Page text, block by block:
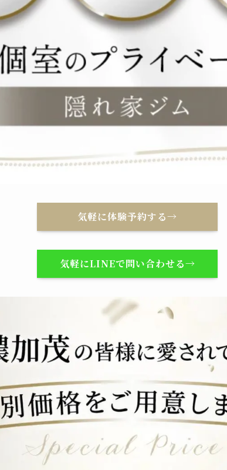
気軽に体験予約する→
気軽にLINEで問い合わせる→